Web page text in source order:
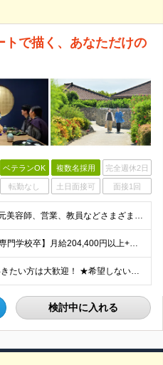
トで描く、あなただけの
ベテランOK 複数名採用 完全週休2日
転勤なし 土日面接可 面接1回
■学歴不問 ■未経験・第二新卒歓迎 キャリア入社のメンバーは元美容師、営業、教員などさまざま！ これまでの経験やあなたらしい視点を活かして よりよいサービスを生み出していきましょう！
【大卒以上】月給240,800円以上+賞与2回+各種手当 【短大・専門学校卒】月給204,400円以上+賞与2回+各種手当 【上記以外】月給187,000円以上+賞与2回+各種手当 ※経験、資格、能
★全国の施設で募集！オープニング施設でサービスを作っていきたい方は大歓迎！ ★希望しない転勤は原則なし 【積極採用エリア】 ■界 蔵王（26年10月開業予定） ※開業前に入社された場合、全国の星野リ
検討中に入れる